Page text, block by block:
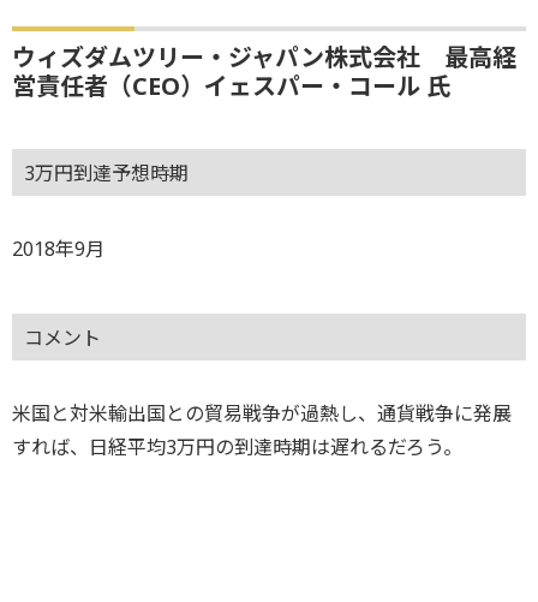
ウィズダムツリー・ジャパン株式会社 最高経
営責任者（CEO）イェスパー・コール 氏
3万円到達予想時期
2018年9月
コメント
米国と対米輸出国との貿易戦争が過熱し、通貨戦争に発展
すれば、日経平均3万円の到達時期は遅れるだろう。